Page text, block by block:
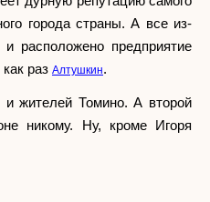
города страны. А все из-
расположено предприятие
раз Алтушкин.
жителей Томино. А второй
никому. Ну, кроме Игоря